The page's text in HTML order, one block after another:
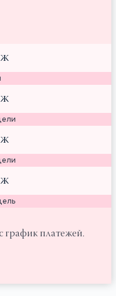
график платежей.